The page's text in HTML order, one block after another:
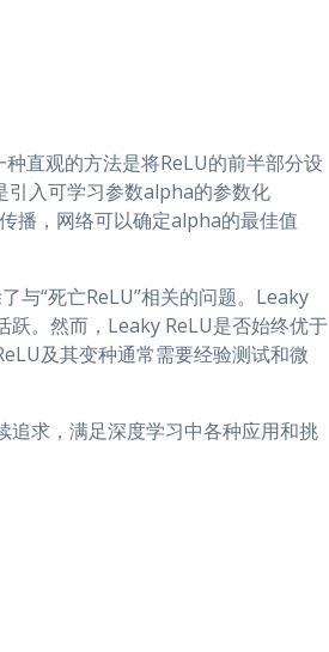
直观的方法是将ReLU的前半部分设
引入可学习参数alpha的参数化
播，网络可以确定alpha的最佳值
与“死亡ReLU”相关的问题。Leaky
跃。然而，Leaky ReLU是否始终优于
及其变种通常需要经验测试和微
追求，满足深度学习中各种应用和挑